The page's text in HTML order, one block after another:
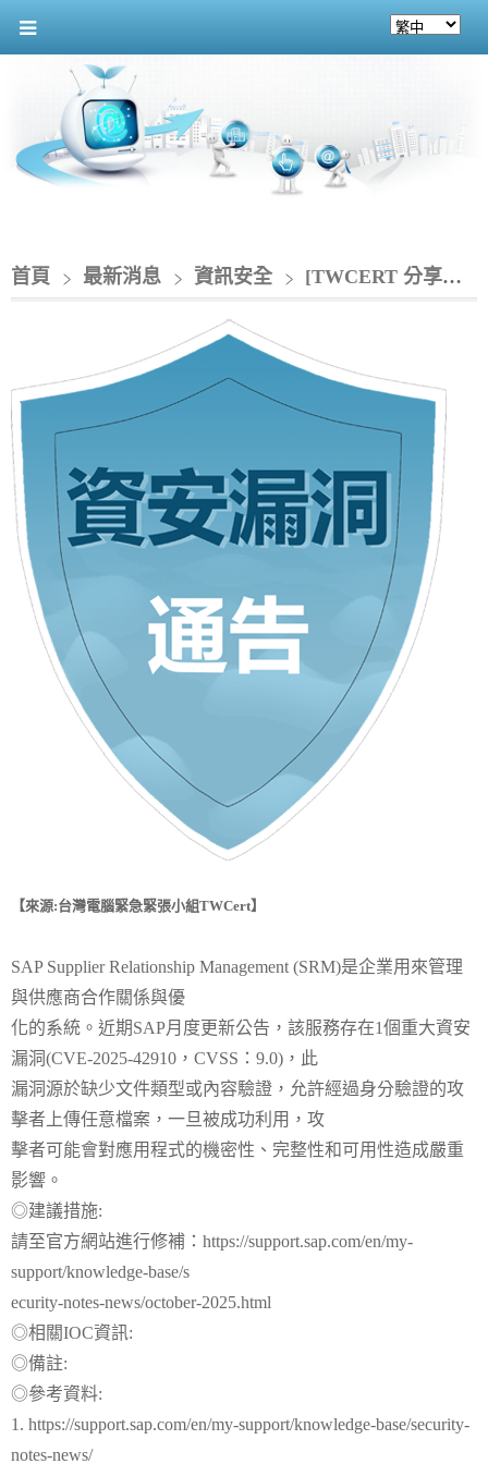
首頁 最新消息 資訊安全 [TWCERT 分享資安情資]_SAP 針對旗下供應商關係管理系統修補重大資安漏洞(CVE-2025-42910)
【來源:台灣電腦緊急緊張小組TWCert】
SAP Supplier Relationship Management (SRM)是企業用來管理
與供應商合作關係與優
化的系統。近期SAP月度更新公告，該服務存在1個重大資安
漏洞(CVE-2025-42910，CVSS：9.0)，此
漏洞源於缺少文件類型或內容驗證，允許經過身分驗證的攻
擊者上傳任意檔案，一旦被成功利用，攻
擊者可能會對應用程式的機密性、完整性和可用性造成嚴重
影響。
◎建議措施:
請至官方網站進行修補：https://support.sap.com/en/my-
support/knowledge-base/s
ecurity-notes-news/october-2025.html
◎相關IOC資訊:
◎備註:
◎參考資料:
1. https://support.sap.com/en/my-support/knowledge-base/security-
notes-news/